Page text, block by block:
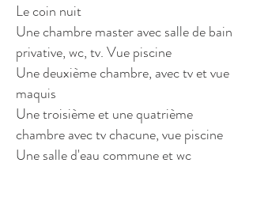
Le coin nuit
Une chambre master avec salle de bain
privative, wc, tv. Vue piscine
Une deuxième chambre, avec tv et vue
maquis
Une troisième et une quatrième
chambre avec tv chacune, vue piscine
Une salle d'eau commune et wc